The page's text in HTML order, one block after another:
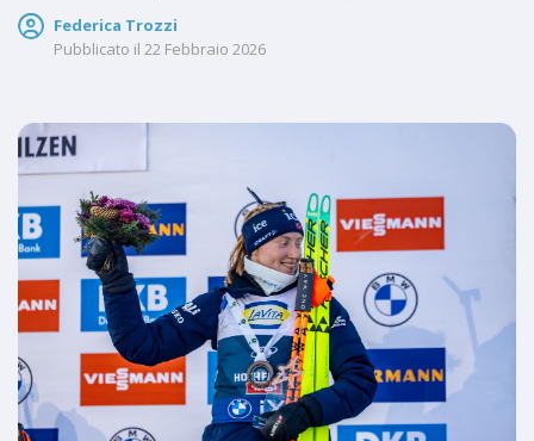
Federica Trozzi
Pubblicato il 22 Febbraio 2026